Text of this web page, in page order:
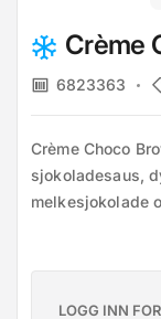
Crème
6823363
Crème Choco
sjokoladesaus,
melkesjokolade
LOGG INN